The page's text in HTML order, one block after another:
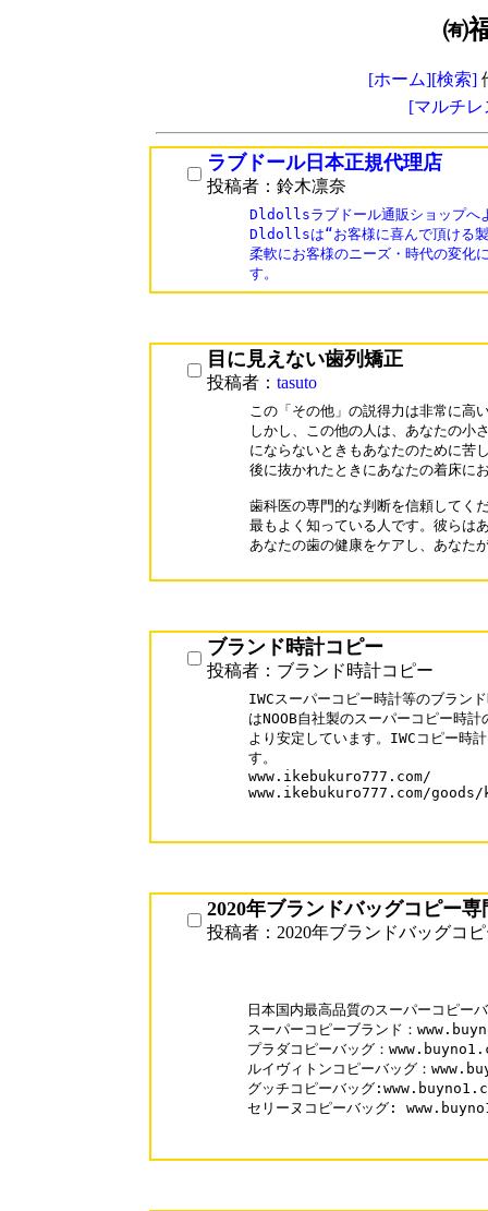
㈲
[ホーム][検索]
[マルチ
ラブドール日本正規代理店
投稿者：鈴木凛奈
Dldollsラブドール通販ショップへ
Dldollsは“お客様に喜んで頂ける
柔軟にお客様のニーズ・時代の変化
す。
目に見えない歯列矯正
投稿者： tasuto
この「その他」の説得力は非常に高
しかし、この他の人は、あなたの小
にならないときもあなたのために苦
後に抜かれたときにあなたの着床に
歯科医の専門的な判断を信頼してく
最もよく知っている人です。彼らは
あなたの歯の健康をケアし、あなた
ブランド時計コピー
投稿者：ブランド時計コピー
IWCスーパーコピー時計等のブラン
はNOOB自社製のスーパーコピー時
より安定しています。IWCコピー時
す。
www.ikebukuro777.com/
www.ikebukuro777.com/
2020年ブランドバッグコピー専
投稿者：2020年ブランドバッグコ
日本国内最高品質のスーパーコピー
スーパーコピーブランド：
プラダコピーバッグ：
ルイヴィトンコピーバッグ：
グッチコピーバッグ
セリーヌコピーバッグ: